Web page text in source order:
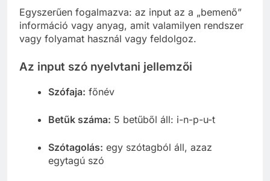
Egyszerűen fogalmazva: az input az a „bemenő”
információ vagy anyag, amit valamilyen rendszer
vagy folyamat használ vagy feldolgoz.
Az input szó nyelvtani jellemzői
Szófaja: főnév
Betűk száma: 5 betűből áll: i-n-p-u-t
Szótagolás: egy szótagból áll, azaz
egytagú szó